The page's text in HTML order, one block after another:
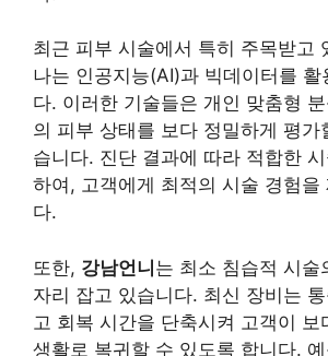
최근 피부 시술에서 특히 주목받고
나는 인공지능(AI)과 빅데이터를 활
다. 이러한 기술들은 개인 맞춤형
의 피부 상태를 보다 정밀하게 평가
습니다. 진단 결과에 따라 적합한
하여, 고객에게 최적의 시술 경험을
다.
또한, 강남언니는 최소 침습적 시술
자리 잡고 있습니다. 최신 장비는
고 회복 시간을 단축시켜 고객이 보
생활로 복귀할 수 있도록 합니다.